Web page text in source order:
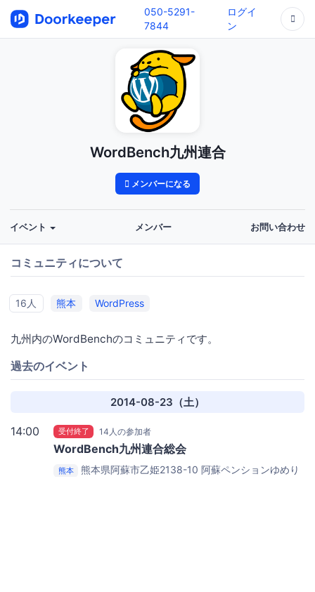
050-5291-
7844
ログイ
ン
WordBench九州連合
メンバーになる
イベント メンバー お問い合わせ
コミュニティについて
16人 熊本 WordPress
九州内のWordBenchのコミュニティです。
過去のイベント
2014-08-23（土）
14:00 受付終了 14人の参加者
WordBench九州連合総会
熊本 熊本県阿蘇市乙姫2138-10 阿蘇ペンションゆめり